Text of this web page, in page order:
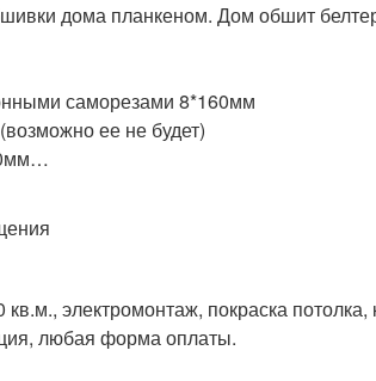
дома планкеном. Дом обшит
саморезами 8*160мм
ее не будет)
электромонтаж, покраска
любая форма оплаты.